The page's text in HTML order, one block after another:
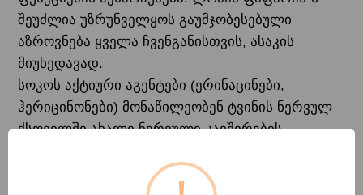
შეუძლია უზრუნველყოს გაუმჯობესებული
აზროვნება ყველა ჩვენგანისთვის, ასაკის
მიუხედავად.
სოკოს აქტიური აგენტები (ერინაცინები,
ჰერიცინონები) მონაწილეობენ ტვინის ნერვულ
ქსოვილში ახალი ნერვული კავშირების